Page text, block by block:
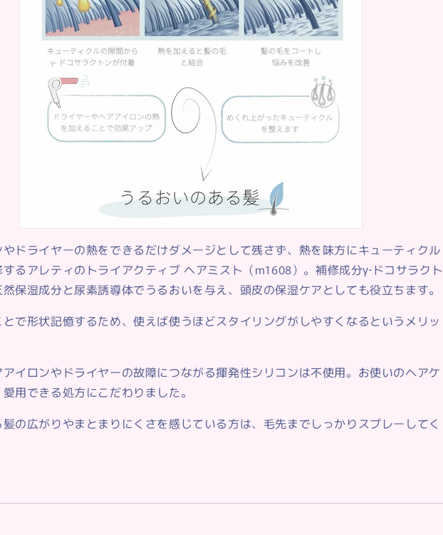
ドライヤーの熱をできるだけダメージとして残さず、熱を味方にキューティクル
るアレティの トライアクティブ ヘアミスト（m1608） 。補修成分γ‐ドコサラクト
保湿成分と尿素誘導体でうるおいを与え、頭皮の保湿ケアとしても役立ちます。
で形状記憶するため、使えば使うほどスタイリングがしやすくなるというメリッ
アイロンやドライヤーの故障につながる揮発性シリコンは不使用。お使いのヘアケ
用できる処方にこだわりました。
の広がりやまとまりにくさを感じている方は、毛先までしっかりスプレーしてく